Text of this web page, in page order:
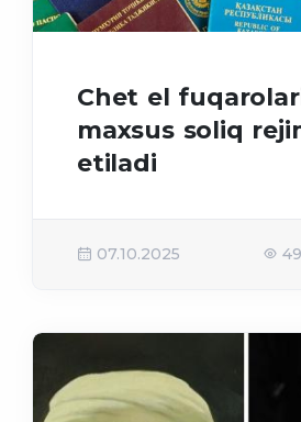
Chet el
maxsus soliq
etiladi
07.10.2025